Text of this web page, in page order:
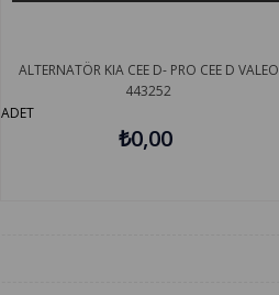
ALTERNATÖR KIA CEE D- PRO CEE D VALEO
443252
ADET
₺0,00